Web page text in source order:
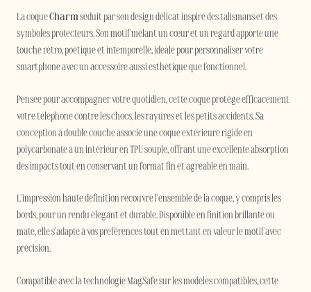
La coqueCharmséduit par son design délicat inspiré des talismans et des
symboles protecteurs. Son motif mêlant un cœur et un regard apporte une
touche rétro, poétique et intemporelle, idéale pour personnaliser votre
smartphone avec un accessoire aussi esthétique que fonctionnel.
Pensée pour accompagner votre quotidien, cette coque protège efficacement
votre téléphone contre les chocs, les rayures et les petits accidents. Sa
conception à double couche associe une coque extérieure rigide en
polycarbonate à un intérieur en TPU souple, offrant une excellente absorption
des impacts tout en conservant un format fin et agréable en main.
L'impression haute définition recouvre l'ensemble de la coque, y compris les
bords, pour un rendu élégant et durable. Disponible en finition brillante ou
mate, elle s'adapte à vos préférences tout en mettant en valeur le motif avec
précision.
Compatible avec la technologie MagSafe sur les modèles compatibles, cette